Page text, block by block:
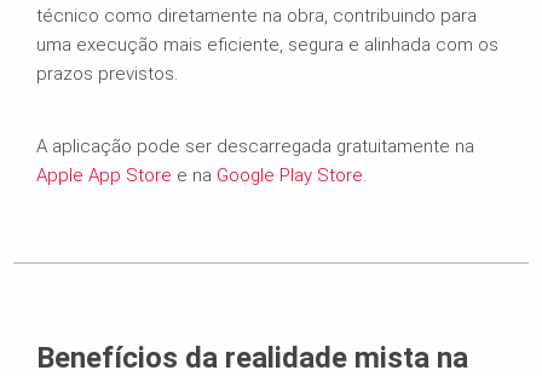
técnico como diretamente na obra, contribuindo para
uma execução mais eficiente, segura e alinhada com os
prazos previstos.
A aplicação pode ser descarregada gratuitamente na
Apple App Store e na Google Play Store.
Benefícios da realidade mista na